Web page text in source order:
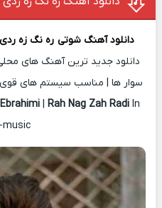
دانلود آهنگ شوتی ره نگ زه
دانلود جدید ترین آهنگ های
سوار ها | مناسب سیستم های
Rah Nag Zah Radi In
music